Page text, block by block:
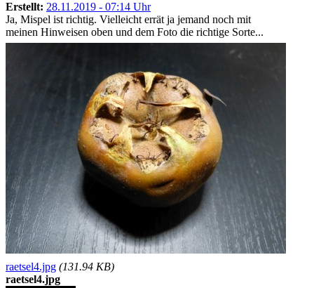
Erstellt: 28.11.2019 - 07:14 Uhr
Ja, Mispel ist richtig. Vielleicht errät ja jemand noch mit
meinen Hinweisen oben und dem Foto die richtige Sorte...
raetsel4.jpg (131.94 KB)
raetsel4.jpg